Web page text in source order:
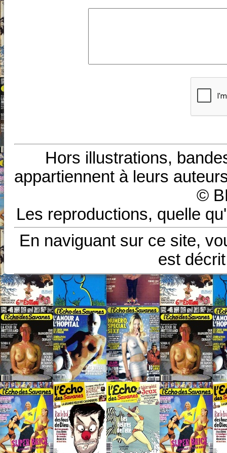
Hors illustrations,
appartiennent à leurs
©
Les reproductions, quelle
En naviguant sur ce site,
est